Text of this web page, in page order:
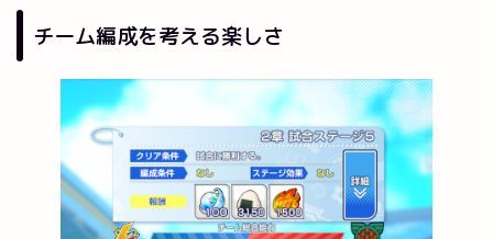
チーム編成を考える楽しさ